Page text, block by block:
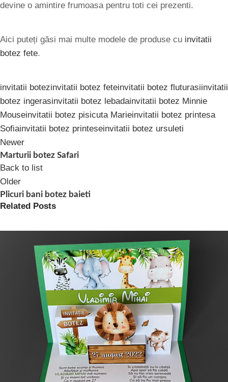
devine o amintire frumoasa pentru toti cei prezenti.
Aici puteți găsi mai multe modele de produse cu invitatii
botez fete.
invitatii botezinvitatii botez feteinvitatii botez fluturasiinvitatii
botez ingerasinvitatii botez lebadainvitatii botez Minnie
Mouseinvitatii botez pisicuta Marieinvitatii botez printesa
Sofiainvitatii botez printeseinvitatii botez ursuleti
Newer
Marturii botez Safari
Back to list
Older
Plicuri bani botez baieti
Related Posts